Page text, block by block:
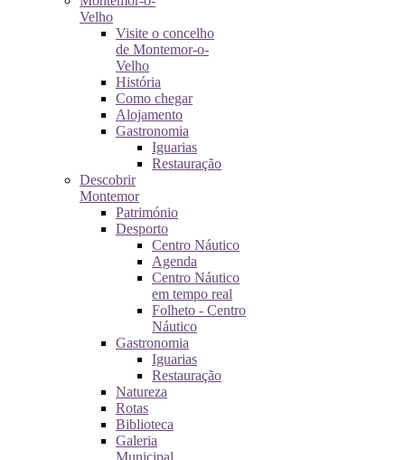
Velho
Visite o concelho
de Montemor-o-
Velho
História
Como chegar
Alojamento
Gastronomia
Iguarias
Restauração
Descobrir
Montemor
Património
Desporto
Centro Náutico
Agenda
Centro Náutico
em tempo real
Folheto - Centro
Náutico
Gastronomia
Iguarias
Restauração
Natureza
Rotas
Biblioteca
Galeria
Municipal